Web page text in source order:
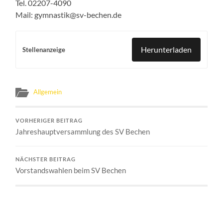
Tel. 02207-4090
Mail: gymnastik@sv-bechen.de
Stellenanzeige Herunterladen
Allgemein
VORHERIGER BEITRAG
Jahreshauptversammlung des SV Bechen
NÄCHSTER BEITRAG
Vorstandswahlen beim SV Bechen